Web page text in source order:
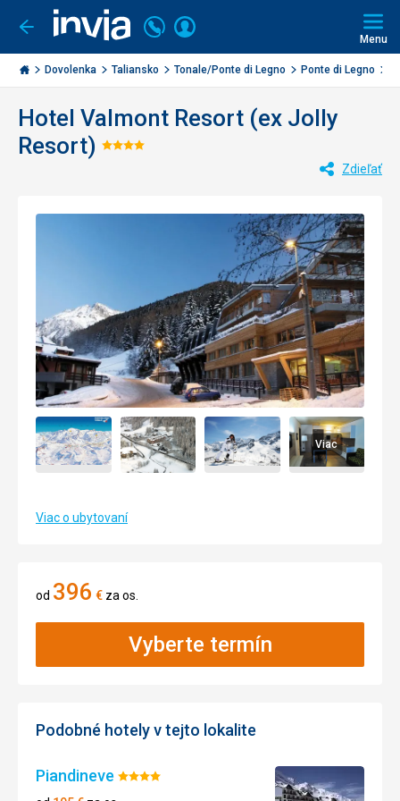
Ísť
späť
Invia.sk
Volajte
+421
2
3221
Prihlásiť
Menu
Dovolenka Taliansko Tonale/Ponte di Legno Ponte di Legno
Hotel Valmont Resort (ex Jolly
Resort) Hodnotenie:
Zdieľať
Viac
Viac o ubytovaní
od 396 € za os.
Vyberte termín
Podobné hotely v tejto lokalite
Piandineve Hodnotenie: